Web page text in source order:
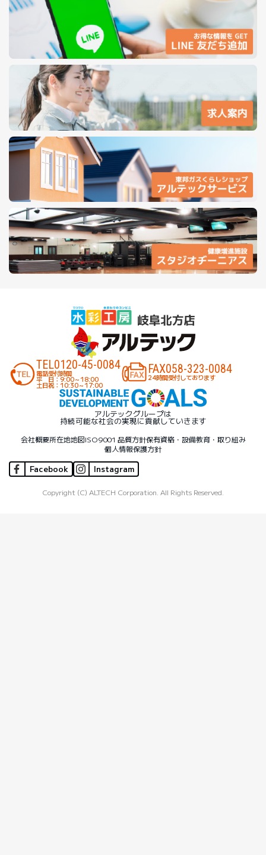
TEL0120-45-0084
電話受付時間
平 日：9:00～18:00
土日祝：10:30～17:00
FAX058-323-0084
24時間受付しております
アルテックグループは
持続可能な社会の実現に貢献していきます
会社概要所在地地図ISO9001 品質方針保有資格・設備教育・取り組み
個人情報保護方針
Facebook Instagram
Copyright (C) ALTECH Corporation. All Rights Reserved.